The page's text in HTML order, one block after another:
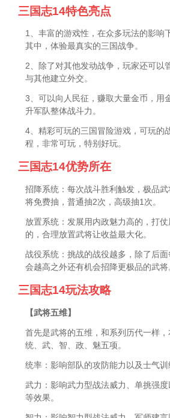
三国志14特色亮点
1、丰富的游戏性，在众多玩法的影响
其中，体验最真实的三国战争。
2、除了对其他发动战争，玩家还可以
与其他建立外交。
3、可以向人民征，赚取大量金币，用
升军队整体战斗力。
4、精彩可玩的三国冒险游戏，可玩的
程，非常可玩，特别好玩。
三国志14优势所在
招降系统：每次战斗胜利触发，极品
将免费抽，普通抽2次，高级抽1次。
放置系统：发展用内政魅力高的，打
的，合理放置武将让收益最大化。
战役系统：挑战的战役越多，除了后
会越高之外还有机会招降更极品的武将
三国志14玩法攻略
【武将五维】
首先是武将的五维，和系列历代一样
统、武、智、政、魅五项。
统率：影响部队的攻防能力以及士气训
武力：影响武力型战法威力、单挑强
等效果。